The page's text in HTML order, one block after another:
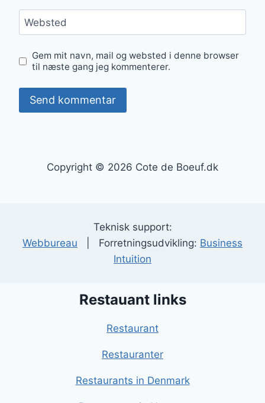
Websted
Gem mit navn, mail og websted i denne browser
til næste gang jeg kommenterer.
Copyright © 2026 Cote de Boeuf.dk
Teknisk support:
Webbureau | Forretningsudvikling: Business
Intuition
Restauant links
Restaurant
Restauranter
Restaurants in Denmark